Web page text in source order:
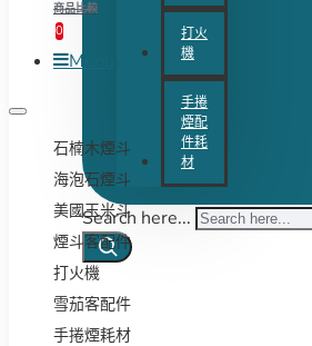
打火
機
手捲
煙配
件耗
材
Search here...
商品比較
0
Menu
石楠木煙斗
海泡石煙斗
美國玉米斗
煙斗客配件
打火機
雪茄客配件
手捲煙耗材